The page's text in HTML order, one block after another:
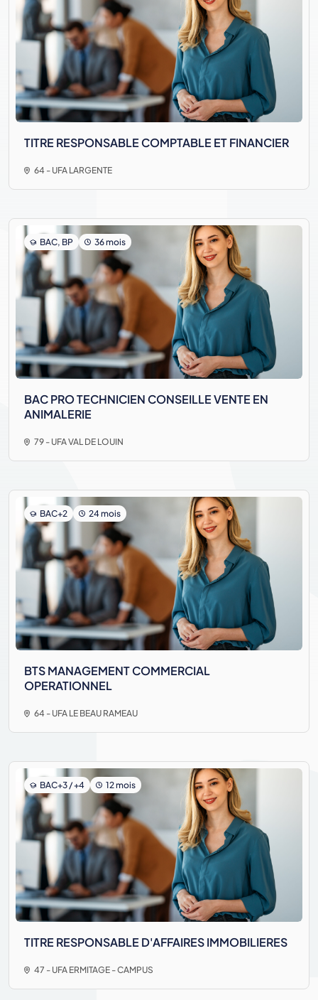
TITRE RESPONSABLE COMPTABLE ET FINANCIER
64 - UFA LARGENTE
BAC, BP 36 mois
BAC PRO TECHNICIEN CONSEILLE VENTE EN
ANIMALERIE
79 - UFA VAL DE LOUIN
BAC+2 24 mois
BTS MANAGEMENT COMMERCIAL
OPERATIONNEL
64 - UFA LE BEAU RAMEAU
BAC+3 / +4 12 mois
TITRE RESPONSABLE D'AFFAIRES IMMOBILIERES
47 - UFA ERMITAGE - CAMPUS